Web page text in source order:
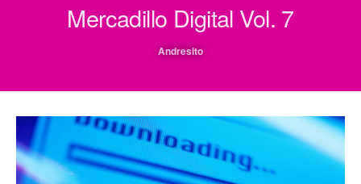
Mercadillo Digital Vol. 7
Andresito